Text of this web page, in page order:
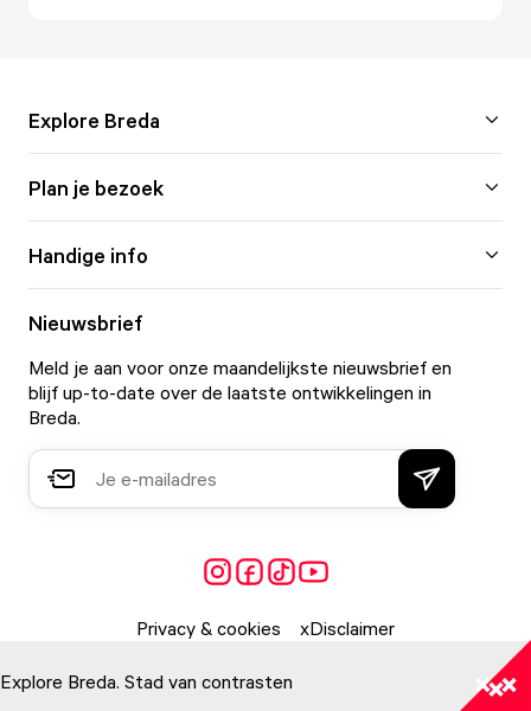
Explore Breda
Plan je bezoek
Handige info
Nieuwsbrief
Meld je aan voor onze maandelijkste nieuwsbrief en
blijf up-to-date over de laatste ontwikkelingen in
Breda.
Privacy & cookies Disclaimer
Explore Breda. Stad van contrasten